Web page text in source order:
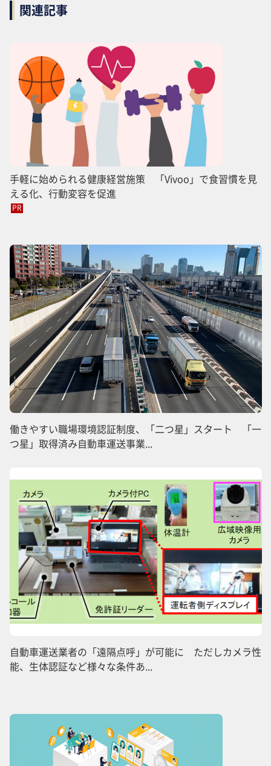
関連記事
手軽に始められる健康経営施策 「Vivoo」で食習慣を見
える化、行動変容を促進
PR
働きやすい職場環境認証制度、「二つ星」スタート 「一
つ星」取得済み自動車運送事業...
自動車運送業者の「遠隔点呼」が可能に ただしカメラ性
能、生体認証など様々な条件あ...